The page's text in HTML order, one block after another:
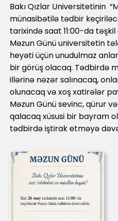
Bakı Qızlar Universitetinin
münasibətilə tədbir
tarixində saat 11:00-da
Məzun Günü universitetin
heyəti üçün unudulmaz
bir görüş olacaq. Tədbirdə
illərinə nəzər salınacaq,
olunacaq və xoş xatirələr
Məzun Günü sevinc, qürur
qalacaq xüsusi bir bayram
tədbirdə iştirak etməyə